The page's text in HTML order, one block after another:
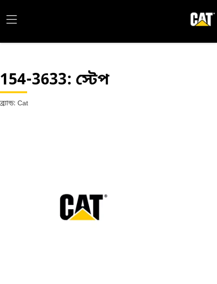
154-3633: স্টেপ
ব্র্যান্ড: Cat